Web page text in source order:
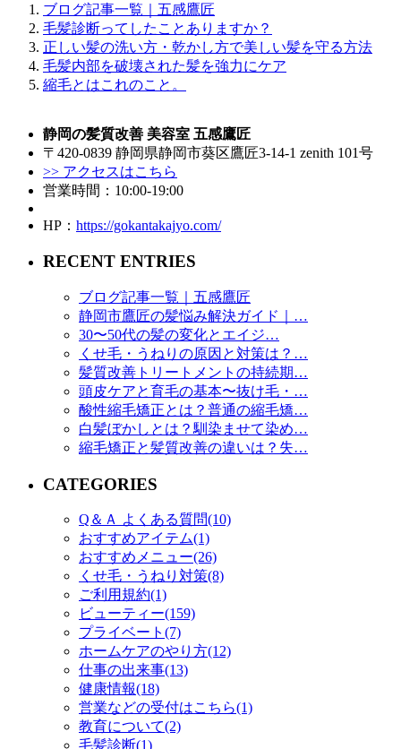
ブログ記事一覧｜五感鷹匠
毛髪診断ってしたことありますか？
正しい髪の洗い方・乾かし方で美しい髪を守る方法
毛髪内部を破壊された髪を強力にケア
縮毛とはこれのこと。
静岡の髪質改善 美容室 五感鷹匠
〒420-0839 静岡県静岡市葵区鷹匠3-14-1 zenith 101号
>> アクセスはこちら
営業時間：10:00-19:00
HP： https://gokantakajyo.com/
RECENT ENTRIES
ブログ記事一覧｜五感鷹匠
静岡市鷹匠の髪悩み解決ガイド｜…
30〜50代の髪の変化とエイジ…
くせ毛・うねりの原因と対策は？…
髪質改善トリートメントの持続期…
頭皮ケアと育毛の基本〜抜け毛・…
酸性縮毛矯正とは？普通の縮毛矯…
白髪ぼかしとは？馴染ませて染め…
縮毛矯正と髪質改善の違いは？失…
CATEGORIES
Q＆Ａ よくある質問(10)
おすすめアイテム(1)
おすすめメニュー(26)
くせ毛・うねり対策(8)
ご利用規約(1)
ビューティー(159)
プライベート(7)
ホームケアのやり方(12)
仕事の出来事(13)
健康情報(18)
営業などの受付はこちら(1)
教育について(2)
毛髪診断(1)